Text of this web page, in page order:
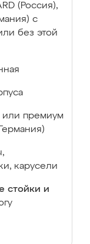
(Россия),
с
без этой
или премиум
карусели
стойки и